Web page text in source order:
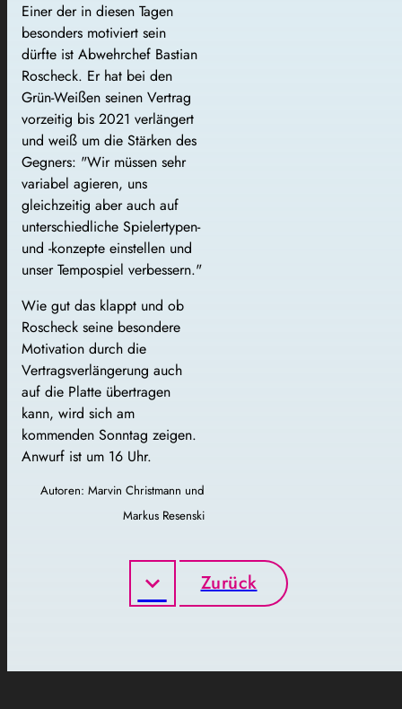
Einer der in diesen Tagen
besonders motiviert sein
dürfte ist Abwehrchef Bastian
Roscheck. Er hat bei den
Grün-Weißen seinen Vertrag
vorzeitig bis 2021 verlängert
und weiß um die Stärken des
Gegners: "Wir müssen sehr
variabel agieren, uns
gleichzeitig aber auch auf
unterschiedliche Spielertypen-
und -konzepte einstellen und
unser Tempospiel verbessern."
Wie gut das klappt und ob
Roscheck seine besondere
Motivation durch die
Vertragsverlängerung auch
auf die Platte übertragen
kann, wird sich am
kommenden Sonntag zeigen.
Anwurf ist um 16 Uhr.
Autoren: Marvin Christmann und
Markus Resenski
Zurück